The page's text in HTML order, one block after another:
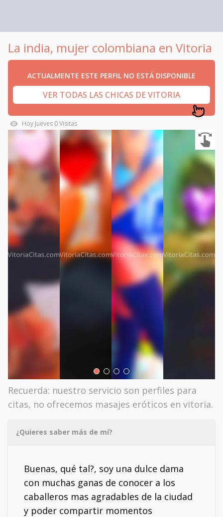
La india, mujer colombiana en Vitoria
ACTUALMENTE ESTE PERFIL NO ESTÁ DISPONIBLE
VER TODAS LAS CHICAS DE VITORIA
Hoy Jueves 0Visitas
Recuerda: nuestro servicio son perfiles para
citas, no ofrecemos masajes eróticos en vitoria.
¿Quieres saber más de mí?
Buenas, qué tal?, soy una dulce dama
con muchas ganas de conocer a los
caballeros mas agradables de la ciudad
y poder compartir momentos